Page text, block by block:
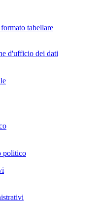
tabellare
d'ufficio dei dati
politico